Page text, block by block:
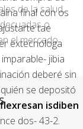
final con os
tae
extecnóloga
jibia
deberé sin
se depositó
isdiben
dos- 43-2.
de la salud,
o
el mercado.